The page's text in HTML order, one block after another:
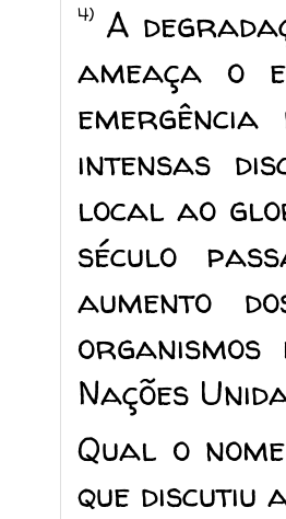
4) A
ameaça o
intensas
local ao
século
aumento
Nações
Qual o
que discutiu